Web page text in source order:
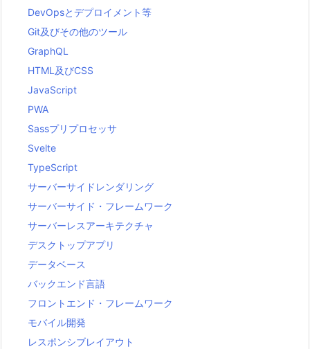
DevOpsとデプロイメント等
Git及びその他のツール
GraphQL
HTML及びCSS
JavaScript
PWA
Sassプリプロセッサ
Svelte
TypeScript
サーバーサイドレンダリング
サーバーサイド・フレームワーク
サーバーレスアーキテクチャ
デスクトップアプリ
データベース
バックエンド言語
フロントエンド・フレームワーク
モバイル開発
レスポンシブレイアウト